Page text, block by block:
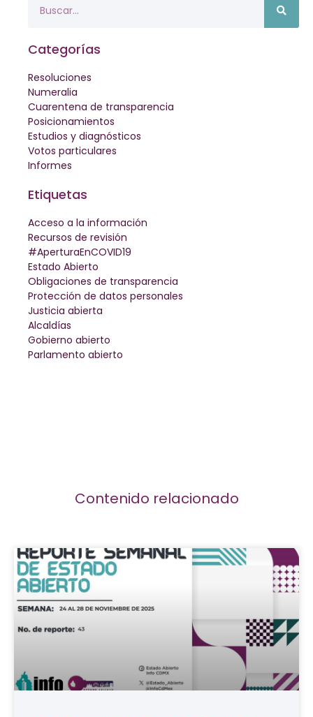
Categorías
Resoluciones
Numeralia
Cuarentena de transparencia
Posicionamientos
Estudios y diagnósticos
Votos particulares
Informes
Etiquetas
Acceso a la información
Recursos de revisión
#AperturaEnCOVID19
Estado Abierto
Obligaciones de transparencia
Protección de datos personales
Justicia abierta
Alcaldías
Gobierno abierto
Parlamento abierto
Contenido relacionado